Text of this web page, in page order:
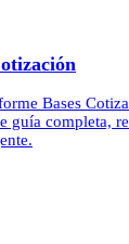
Bases
guía completa,